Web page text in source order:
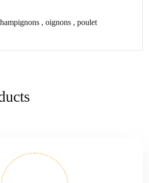
, oignons , poulet